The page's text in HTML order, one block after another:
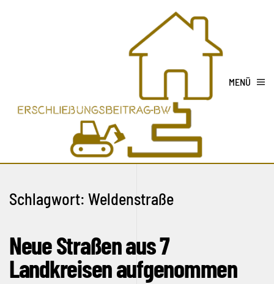
MENÜ
Schlagwort: Weldenstraße
Neue Straßen aus 7
Landkreisen aufgenommen